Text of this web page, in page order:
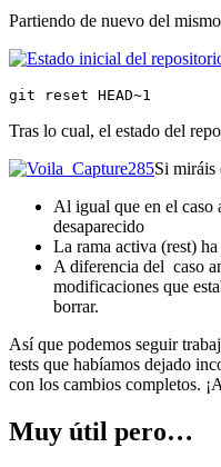
Partiendo de nuevo del
git reset HEAD~1
Tras lo cual, el estado del
Si miráis
Al igual que en el caso
desaparecido
La rama activa (rest)
A diferencia del caso
modificaciones que
borrar.
Así que podemos seguir
tests que habíamos dejado
con los cambios completos.
Muy útil pero…